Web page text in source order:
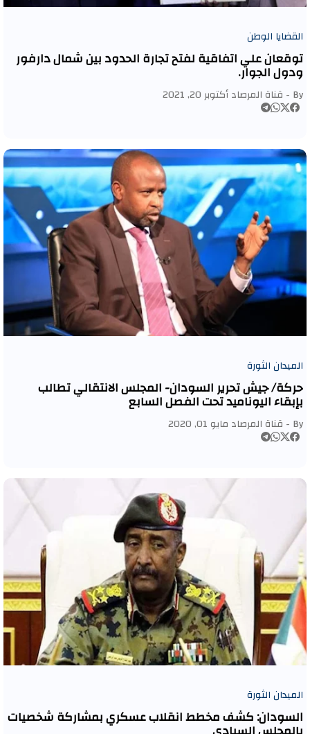
القضايا الوطن
توقعان علي اتفاقية لفتح تجارة الحدود بين شمال دارفور
ودول الجوار.
By - قناة المرصادأكتوبر 20, 2021
الميدان الثورة
حركة/ جيش تحرير السودان- المجلس الانتقالي تطالب
بإبقاء اليوناميد تحت الفصل السابع
By - قناة المرصاد مايو 01, 2020
الميدان الثورة
السودان: كشف مخطط انقلاب عسكري بمشاركة شخصيات